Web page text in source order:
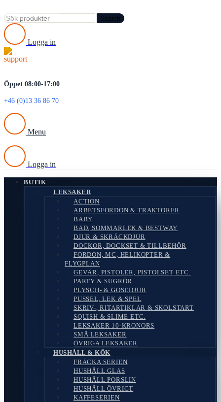
Search
Logga in
Öppet 08:00-17:00
+46 (0)13 36 86 70
Menu
Logga in
BUTIK
LEKSAKER
ACTION
ARBETSFORDON & TRAKTORER
BABY
BAD, SOMMARLEK & BESTWAY
DJUR & SKRÄCKDJUR
DOCKOR, DOCKSET & TILLBEHÖR
FORDON, MC, HELIKOPTER &
FLYGPLAN
GEVÄR, PISTOLER, PISTOLSET ETC.
PARTY & SUGRÖR
PLYSCH- & GOSEDJUR
PUSSEL, LEK & SPEL
SKRIV-, RITARTIKLAR & SKOLSTART
SQUISH & SLIME ETC.
LEKSAKER 10-KRONORS
SMÅ LEKSAKER
ÖVRIGA LEKSAKER
HUSHÅLL & KÖK
FRÄCKA SERIEN
HUSHÅLL GLAS
HUSHÅLL PORSLIN
HUSHÅLL ÖVRIGT
KAFFESERIEN